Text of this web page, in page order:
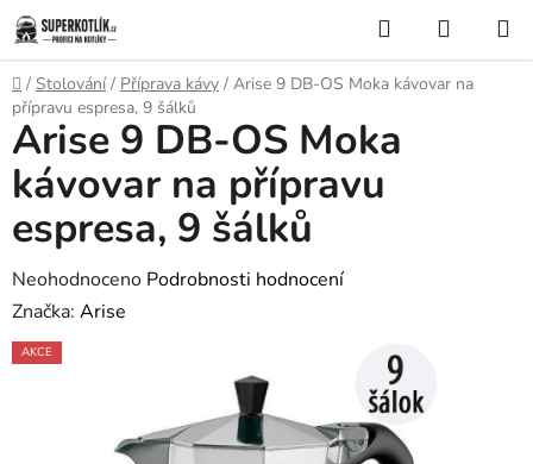
Přejít
na
obsah
Hledat
KOŠÍK
Domů
/ Stolování / Příprava kávy / Arise 9 DB-OS Moka kávovar na
přípravu espresa, 9 šálků
Arise 9 DB-OS Moka
kávovar na přípravu
espresa, 9 šálků
Průměrné
hodnocení
produktu
Neohodnoceno Podrobnosti hodnocení
Značka: Arise
AKCE